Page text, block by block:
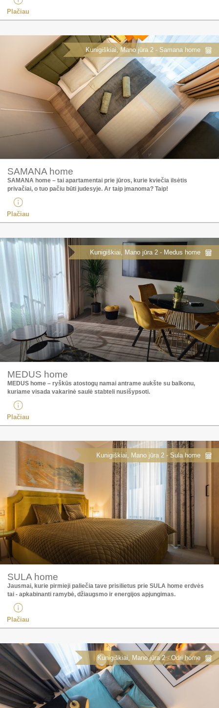
Plačiau
Kunigiškiai, Mano jūra 2 - Samana home
SAMANA home
SAMANA home – tai apartamentai prie jūros, kurie kviečia ilsėtis
privačiai, o tuo pačiu būti judesyje. Ar taip įmanoma? Taip!​
Plačiau
Kunigiškiai, Mano jūra 2 - Medus home
MEDUS home
MEDUS home – ryškūs atostogų namai antrame aukšte su balkonu,
kuriame visada vakarinė saulė stabteli nusišypsoti. ​
Plačiau
Kunigiškiai, Mano jūra 2 - Sula home
SULA home
Jausmai, kurie pirmieji paliečia tave prisilietus prie SULA home erdvės
tai - apkabinanti ramybė, džiaugsmo ir energijos apjungimas.​
Plačiau
Kunigiškiai, Mano jūra 2 - Odri home